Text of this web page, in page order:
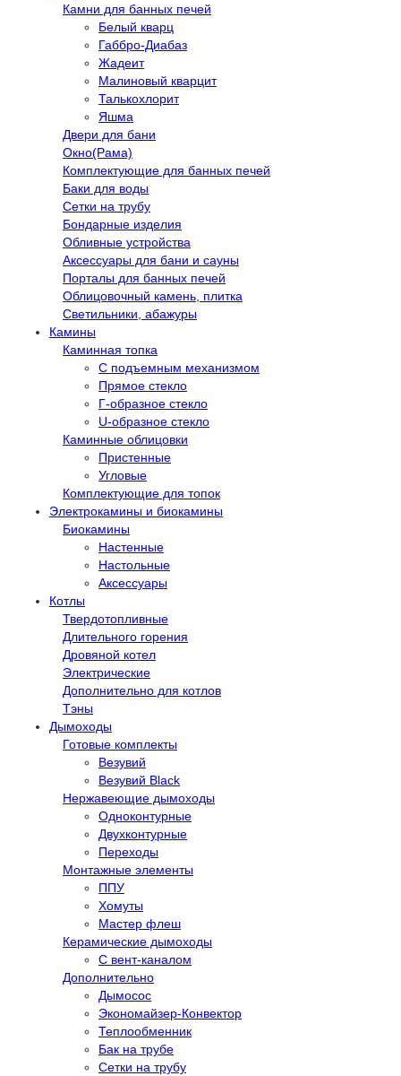
Камни для банных печей
Белый кварц
Габбро-Диабаз
Жадеит
Малиновый кварцит
Талькохлорит
Яшма
Двери для бани
Окно(Рама)
Комплектующие для банных печей
Баки для воды
Сетки на трубу
Бондарные изделия
Обливные устройства
Аксессуары для бани и сауны
Порталы для банных печей
Облицовочный камень, плитка
Светильники, абажуры
Камины
Каминная топка
С подъемным механизмом
Прямое стекло
Г-образное стекло
U-образное стекло
Каминные облицовки
Пристенные
Угловые
Комплектующие для топок
Электрокамины и биокамины
Биокамины
Настенные
Настольные
Аксессуары
Котлы
Твердотопливные
Длительного горения
Дровяной котел
Электрические
Дополнительно для котлов
Тэны
Дымоходы
Готовые комплекты
Везувий
Везувий Black
Нержавеющие дымоходы
Одноконтурные
Двухконтурные
Переходы
Монтажные элементы
ППУ
Хомуты
Мастер флеш
Керамические дымоходы
С вент-каналом
Дополнительно
Дымосос
Экономайзер-Конвектор
Теплообменник
Бак на трубе
Сетки на трубу